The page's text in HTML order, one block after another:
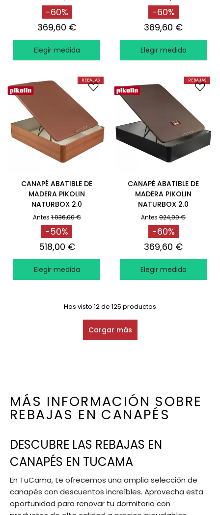
-60%
369,60 €
Elegir medida
-60%
369,60 €
Elegir medida
REBAJAS
CANAPÉ ABATIBLE DE
MADERA PIKOLIN
NATURBOX 2.0
+CAPACIDAD EXTRA
CEREZO
Antes 1.036,00 €
-50%
518,00 €
Elegir medida
REBAJAS
CANAPÉ ABATIBLE DE
MADERA PIKOLIN
NATURBOX 2.0
RESISTENTE WENGUÉ
Antes 924,00 €
-60%
369,60 €
Elegir medida
Has visto 12 de 125 productos
Cargar más
MÁS INFORMACIÓN SOBRE
REBAJAS EN CANAPÉS
DESCUBRE LAS REBAJAS EN
CANAPÉS EN TUCAMA
En TuCama, te ofrecemos una amplia selección de
canapés con descuentos increíbles. Aprovecha esta
oportunidad para renovar tu dormitorio con